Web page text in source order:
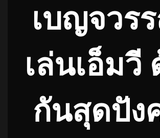
เบญจวร
เล่นเอ็มวี
กันสุดปัง